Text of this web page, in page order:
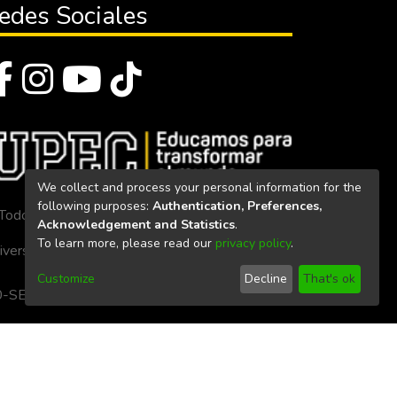
Sociales
los derechos reservados 2023
Politécnica Estatal del Carchi
SE-33-CACES-2020
We collect and process your personal information for the
following purposes: Authentication, Preferences,
Acknowledgement and Statistics.
To learn more, please read our privacy policy.
Customize Decline That's ok